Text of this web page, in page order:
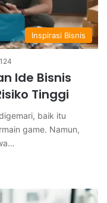
Inspirasi Bisnis
124
Ide Bisnis
Tinggi
baik itu
game. Namun,